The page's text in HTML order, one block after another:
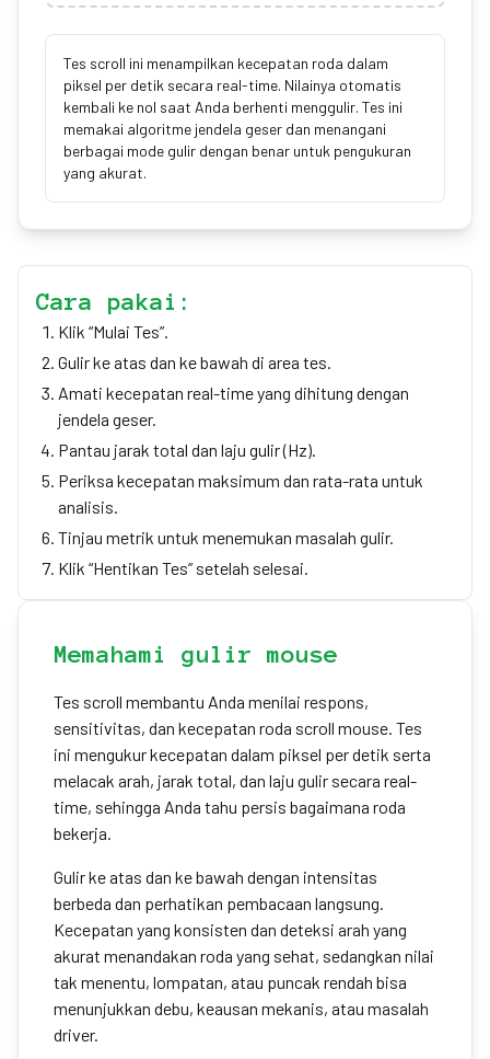
Tes scroll ini menampilkan kecepatan roda dalam
piksel per detik secara real-time. Nilainya otomatis
kembali ke nol saat Anda berhenti menggulir. Tes ini
memakai algoritme jendela geser dan menangani
berbagai mode gulir dengan benar untuk pengukuran
yang akurat.
Cara pakai:
Klik “Mulai Tes”.
Gulir ke atas dan ke bawah di area tes.
Amati kecepatan real-time yang dihitung dengan
jendela geser.
Pantau jarak total dan laju gulir (Hz).
Periksa kecepatan maksimum dan rata-rata untuk
analisis.
Tinjau metrik untuk menemukan masalah gulir.
Klik “Hentikan Tes” setelah selesai.
Memahami gulir mouse
Tes scroll membantu Anda menilai respons,
sensitivitas, dan kecepatan roda scroll mouse. Tes
ini mengukur kecepatan dalam piksel per detik serta
melacak arah, jarak total, dan laju gulir secara real-
time, sehingga Anda tahu persis bagaimana roda
bekerja.
Gulir ke atas dan ke bawah dengan intensitas
berbeda dan perhatikan pembacaan langsung.
Kecepatan yang konsisten dan deteksi arah yang
akurat menandakan roda yang sehat, sedangkan nilai
tak menentu, lompatan, atau puncak rendah bisa
menunjukkan debu, keausan mekanis, atau masalah
driver.